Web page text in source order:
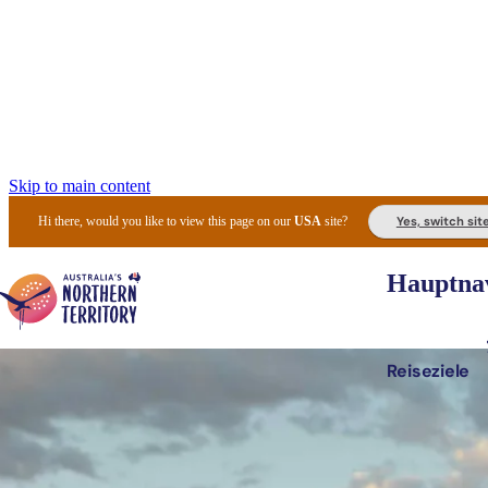
Skip to main content
Hi there, would you like to view this page on ourUSA site? Yes, switch
Reiseziele